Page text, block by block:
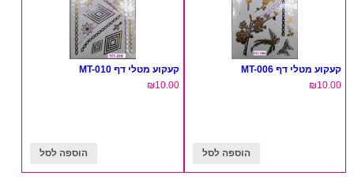
קעקוע מטלי דף MT-006
₪10.00
הוספה לסל
קעקוע מטלי דף MT-010
₪10.00
הוספה לסל